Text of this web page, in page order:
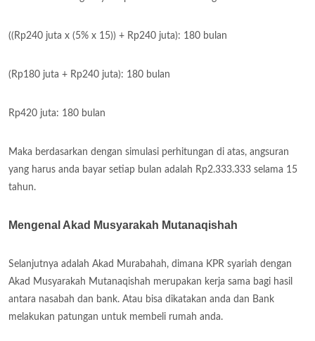
((Rp240 juta x (5% x 15)) + Rp240 juta): 180 bulan
(Rp180 juta + Rp240 juta): 180 bulan
Rp420 juta: 180 bulan
Maka berdasarkan dengan simulasi perhitungan di atas, angsuran
yang harus anda bayar setiap bulan adalah Rp2.333.333 selama 15
tahun.
Mengenal Akad Musyarakah Mutanaqishah
Selanjutnya adalah Akad Murabahah, dimana KPR syariah dengan
Akad Musyarakah Mutanaqishah merupakan kerja sama bagi hasil
antara nasabah dan bank. Atau bisa dikatakan anda dan Bank
melakukan patungan untuk membeli rumah anda.